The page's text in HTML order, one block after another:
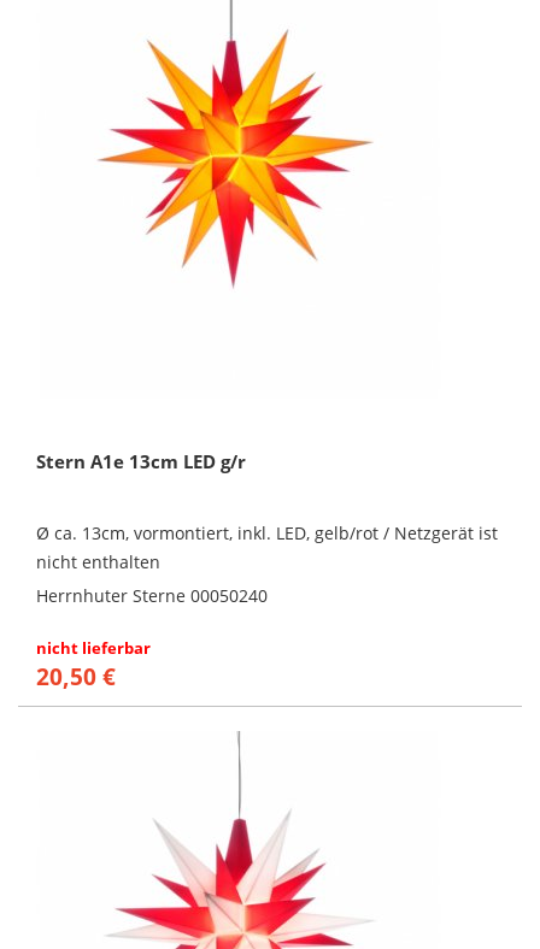
Stern A1e 13cm LED g/r
Ø ca. 13cm, vormontiert, inkl. LED, gelb/rot / Netzgerät ist
nicht enthalten
Herrnhuter Sterne 00050240
nicht lieferbar
20,50 €